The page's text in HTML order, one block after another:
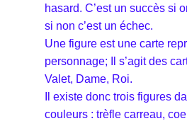
hasard. C’est un succès si
si non c’est un échec.
Une figure est une carte
personnage; Il s’agit des
Valet, Dame, Roi.
Il existe donc trois figures
couleurs : trèfle carreau,